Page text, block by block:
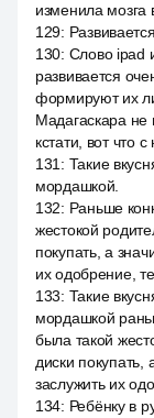
изменила мозга
129:
130: Слово ipad
развивается
формируют их
Мадагаскара не
кстати, вот что
131 : Такие
мордашкой.
132: Раньше
жестокой
покупать, а
их одобрение,
133: Такие
мордашкой
была такой
диски
заслужить их
134: Ребёнку в